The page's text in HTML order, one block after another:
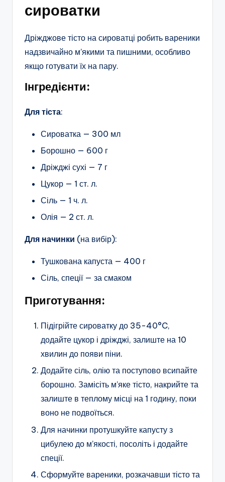
сироватки
Дріжджове тісто на сироватці робить вареники
надзвичайно м’якими та пишними, особливо
якщо готувати їх на пару.
Інгредієнти:
Для тіста:
Сироватка — 300 мл
Борошно — 600 г
Дріжджі сухі — 7 г
Цукор — 1 ст. л.
Сіль — 1 ч. л.
Олія — 2 ст. л.
Для начинки (на вибір):
Тушкована капуста — 400 г
Сіль, спеції — за смаком
Приготування:
Підігрійте сироватку до 35-40°C,
додайте цукор і дріжджі, залиште на 10
хвилин до появи піни.
Додайте сіль, олію та поступово всипайте
борошно. Замісіть м’яке тісто, накрийте та
залиште в теплому місці на 1 годину, поки
воно не подвоїться.
Для начинки протушкуйте капусту з
цибулею до м’якості, посоліть і додайте
спеції.
Сформуйте вареники, розкачавши тісто та